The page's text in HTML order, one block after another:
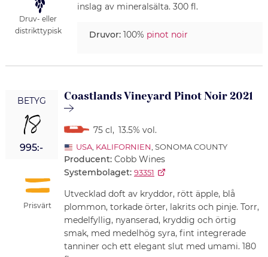
Druv- eller
distrikttypisk
inslag av mineralsälta. 300 fl.
Druvor:100% pinot noir
BETYG
18
995:-
Prisvärt
Coastlands Vineyard Pinot Noir 2021
75 cl, 13.5% vol.
USA, KALIFORNIEN , SONOMA COUNTY
Producent: Cobb Wines
Systembolaget: 93351
Utvecklad doft av kryddor, rött äpple, blå
plommon, torkade örter, lakrits och pinje. Torr,
medelfyllig, nyanserad, kryddig och örtig
smak, med medelhög syra, fint integrerade
tanniner och ett elegant slut med umami. 180